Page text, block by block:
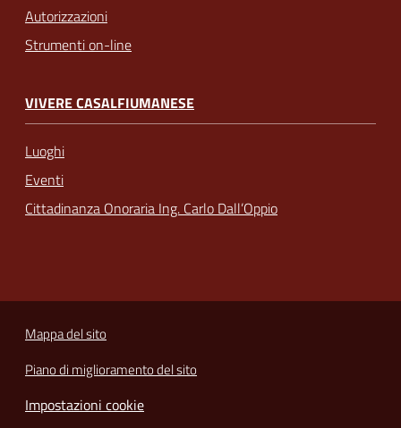
Autorizzazioni
Strumenti on-line
VIVERE CASALFIUMANESE
Luoghi
Eventi
Cittadinanza Onoraria Ing. Carlo Dall’Oppio
Mappa del sito
Piano di miglioramento del sito
Impostazioni cookie